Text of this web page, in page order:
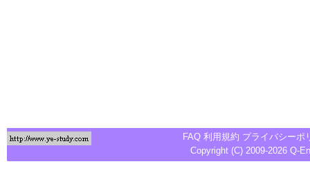
FAQ 利用規約 プライバシーポ
Copyright (C) 2009-2026 Q-